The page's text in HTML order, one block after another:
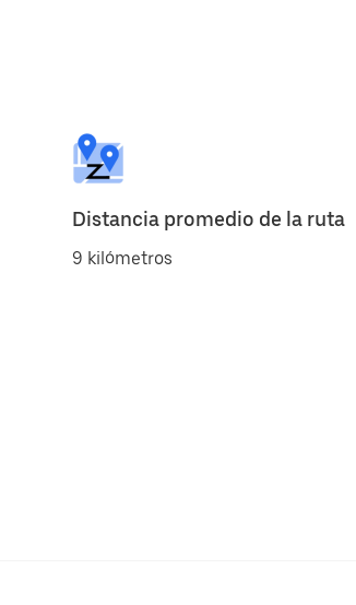
Distancia promedio de la ruta
9 kilómetros